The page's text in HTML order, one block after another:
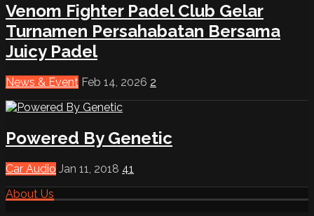
Venom Fighter Padel Club Gelar
Turnamen Persahabatan Bersama
Juicy Padel
News & Event Feb 14, 2026 2
Powered By Genetic
Car Audio Jan 11, 2018 41
About Us